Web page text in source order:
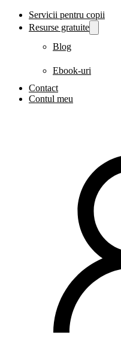
Servicii pentru copii
Resurse gratuite
Blog
Ebook-uri
Contact
Contul meu